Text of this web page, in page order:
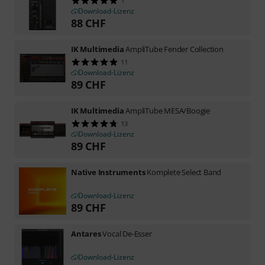
Download-Lizenz
88 CHF
IK MultimediaAmpliTube Fender Collection
11
Download-Lizenz
89 CHF
IK MultimediaAmpliTube MESA/Boogie
13
Download-Lizenz
89 CHF
Native InstrumentsKomplete Select Band
Download-Lizenz
89 CHF
AntaresVocal De-Esser
Download-Lizenz